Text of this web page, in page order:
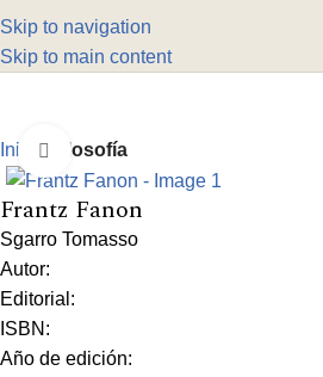
Skip to navigation
Skip to main content
Inicio Filosofía
Click to enlarge
Frantz Fanon
Sgarro Tomasso
Autor:
Editorial:
ISBN:
Año de edición: